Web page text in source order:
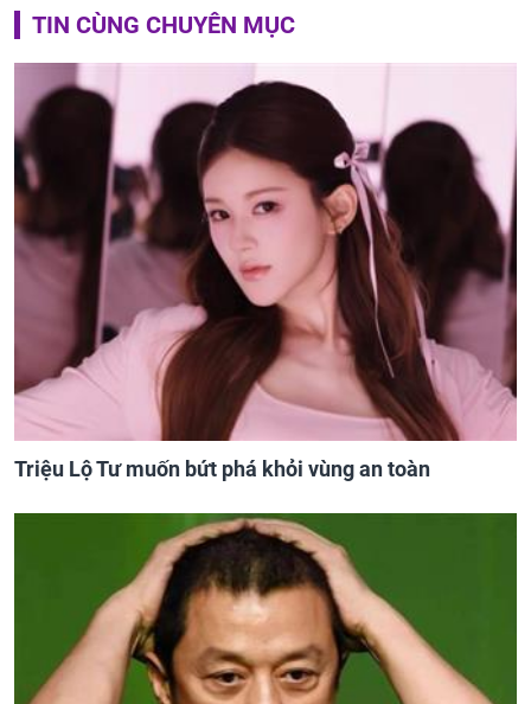
TIN CÙNG CHUYÊN MỤC
Triệu Lộ Tư muốn bứt phá khỏi vùng an toàn